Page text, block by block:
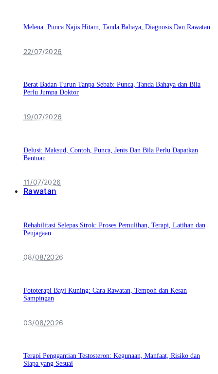
Melena: Punca Najis Hitam, Tanda Bahaya, Diagnosis Dan Rawatan
22/07/2026
Berat Badan Turun Tanpa Sebab: Punca, Tanda Bahaya dan Bila
Perlu Jumpa Doktor
19/07/2026
Delusi: Maksud, Contoh, Punca, Jenis Dan Bila Perlu Dapatkan
Bantuan
11/07/2026
Rawatan
Rehabilitasi Selepas Strok: Proses Pemulihan, Terapi, Latihan dan
Penjagaan
08/08/2026
Fototerapi Bayi Kuning: Cara Rawatan, Tempoh dan Kesan
Sampingan
03/08/2026
Terapi Penggantian Testosteron: Kegunaan, Manfaat, Risiko dan
Siapa yang Sesuai